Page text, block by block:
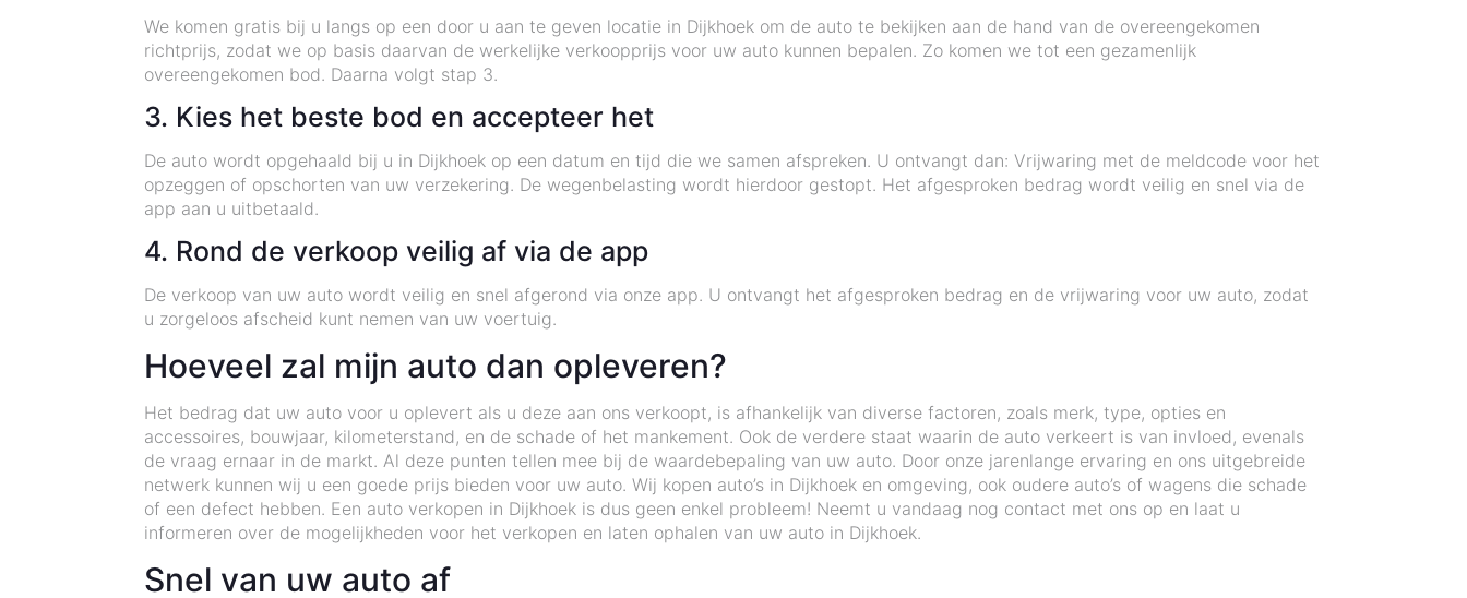
We komen gratis bij u langs op een door u aan te geven locatie in Dijkhoek om de auto te bekijken aan de hand van de overeengekomen
richtprijs, zodat we op basis daarvan de werkelijke verkoopprijs voor uw auto kunnen bepalen. Zo komen we tot een gezamenlijk
overeengekomen bod. Daarna volgt stap 3.
3. Kies het beste bod en accepteer het
De auto wordt opgehaald bij u in Dijkhoek op een datum en tijd die we samen afspreken. U ontvangt dan: Vrijwaring met de meldcode voor het
opzeggen of opschorten van uw verzekering. De wegenbelasting wordt hierdoor gestopt. Het afgesproken bedrag wordt veilig en snel via de
app aan u uitbetaald.
4. Rond de verkoop veilig af via de app
De verkoop van uw auto wordt veilig en snel afgerond via onze app. U ontvangt het afgesproken bedrag en de vrijwaring voor uw auto, zodat
u zorgeloos afscheid kunt nemen van uw voertuig.
Hoeveel zal mijn auto dan opleveren?
Het bedrag dat uw auto voor u oplevert als u deze aan ons verkoopt, is afhankelijk van diverse factoren, zoals merk, type, opties en
accessoires, bouwjaar, kilometerstand, en de schade of het mankement. Ook de verdere staat waarin de auto verkeert is van invloed, evenals
de vraag ernaar in de markt. Al deze punten tellen mee bij de waardebepaling van uw auto. Door onze jarenlange ervaring en ons uitgebreide
netwerk kunnen wij u een goede prijs bieden voor uw auto. Wij kopen auto’s in Dijkhoek en omgeving, ook oudere auto’s of wagens die schade
of een defect hebben. Een auto verkopen in Dijkhoek is dus geen enkel probleem! Neemt u vandaag nog contact met ons op en laat u
informeren over de mogelijkheden voor het verkopen en laten ophalen van uw auto in Dijkhoek.
Snel van uw auto af